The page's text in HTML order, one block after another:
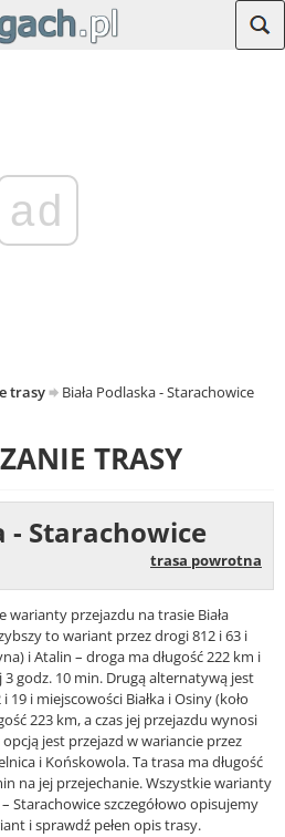
ad
trasy Biała Podlaska - Starachowice
TRASY
- Starachowice
trasa powrotna
warianty przejazdu na trasie Biała
to wariant przez drogi 812 i 63 i
i Atalin – droga ma długość 222 km i
3 godz. 10 min. Drugą alternatywą jest
i miejscowości Białka i Osiny (koło
223 km, a czas jej przejazdu wynosi
jest przejazd w wariancie przez
i Końskowola. Ta trasa ma długość
na jej przejechanie. Wszystkie warianty
Starachowice szczegółowo opisujemy
i sprawdź pełen opis trasy.